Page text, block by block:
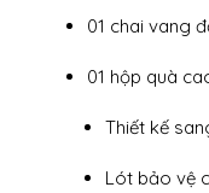
01 chai vang
01 hộp quà
Thiết kế
Lót bảo vệ